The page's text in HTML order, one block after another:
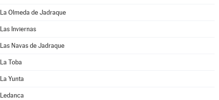
La Olmeda de Jadraque
Las Inviernas
Las Navas de Jadraque
La Toba
La Yunta
Ledanca